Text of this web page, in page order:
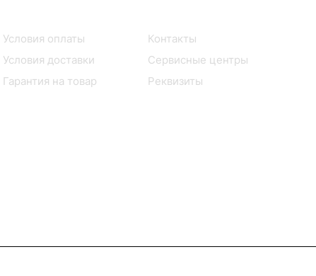
Условия оплаты
Условия доставки
Гарантия на товар
Контакты
Сервисные центры
Реквизиты